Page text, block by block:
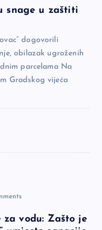
snage u zaštiti
dogovorili
obilazak ugroženih
parcelama Na
Gradskog vijeća
za vodu: Zašto je